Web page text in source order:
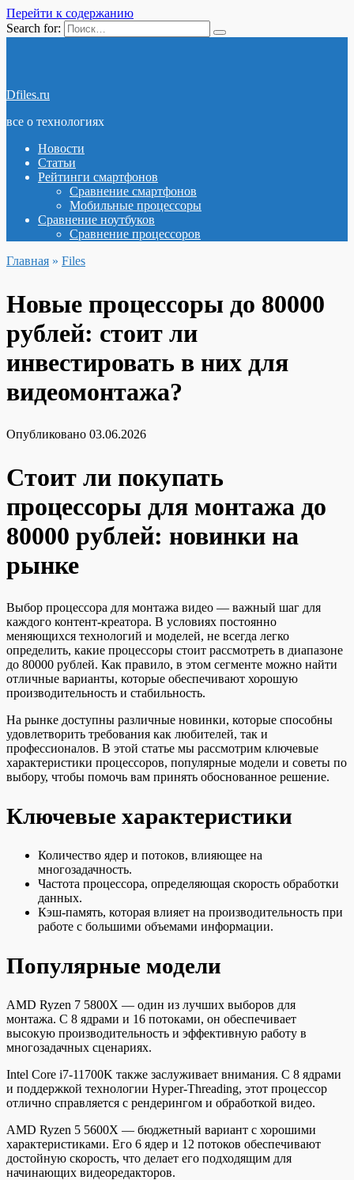
Перейти к содержанию
Search for:
Dfiles.ru
все о технологиях
Новости
Статьи
Рейтинги смартфонов
Сравнение смартфонов
Мобильные процессоры
Сравнение ноутбуков
Сравнение процессоров
Главная » Files
Новые процессоры до 80000
рублей: стоит ли
инвестировать в них для
видеомонтажа?
Опубликовано 03.06.2026
Стоит ли покупать
процессоры для монтажа до
80000 рублей: новинки на
рынке
Выбор процессора для монтажа видео — важный шаг для
каждого контент-креатора. В условиях постоянно
меняющихся технологий и моделей, не всегда легко
определить, какие процессоры стоит рассмотреть в диапазоне
до 80000 рублей. Как правило, в этом сегменте можно найти
отличные варианты, которые обеспечивают хорошую
производительность и стабильность.
На рынке доступны различные новинки, которые способны
удовлетворить требования как любителей, так и
профессионалов. В этой статье мы рассмотрим ключевые
характеристики процессоров, популярные модели и советы по
выбору, чтобы помочь вам принять обоснованное решение.
Ключевые характеристики
Количество ядер и потоков, влияющее на
многозадачность.
Частота процессора, определяющая скорость обработки
данных.
Кэш-память, которая влияет на производительность при
работе с большими объемами информации.
Популярные модели
AMD Ryzen 7 5800X — один из лучших выборов для
монтажа. С 8 ядрами и 16 потоками, он обеспечивает
высокую производительность и эффективную работу в
многозадачных сценариях.
Intel Core i7-11700K также заслуживает внимания. С 8 ядрами
и поддержкой технологии Hyper-Threading, этот процессор
отлично справляется с рендерингом и обработкой видео.
AMD Ryzen 5 5600X — бюджетный вариант с хорошими
характеристиками. Его 6 ядер и 12 потоков обеспечивают
достойную скорость, что делает его подходящим для
начинающих видеоредакторов.